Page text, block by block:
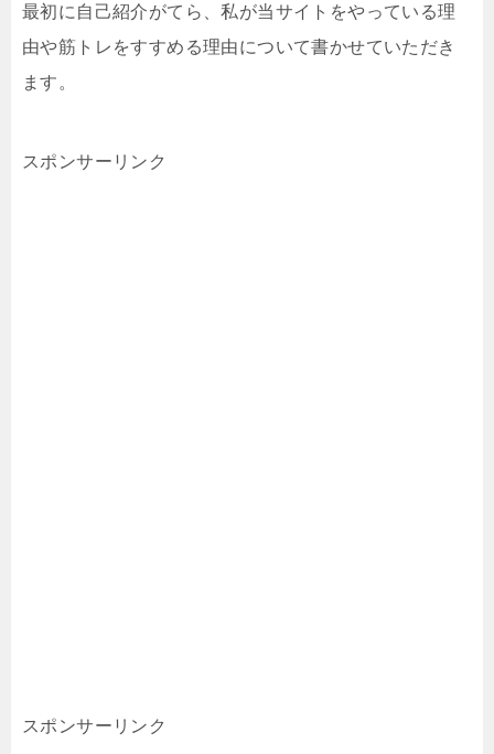
最初に自己紹介がてら、私が当サイトをやっている理
由や筋トレをすすめる理由について書かせていただき
ます。
スポンサーリンク
スポンサーリンク